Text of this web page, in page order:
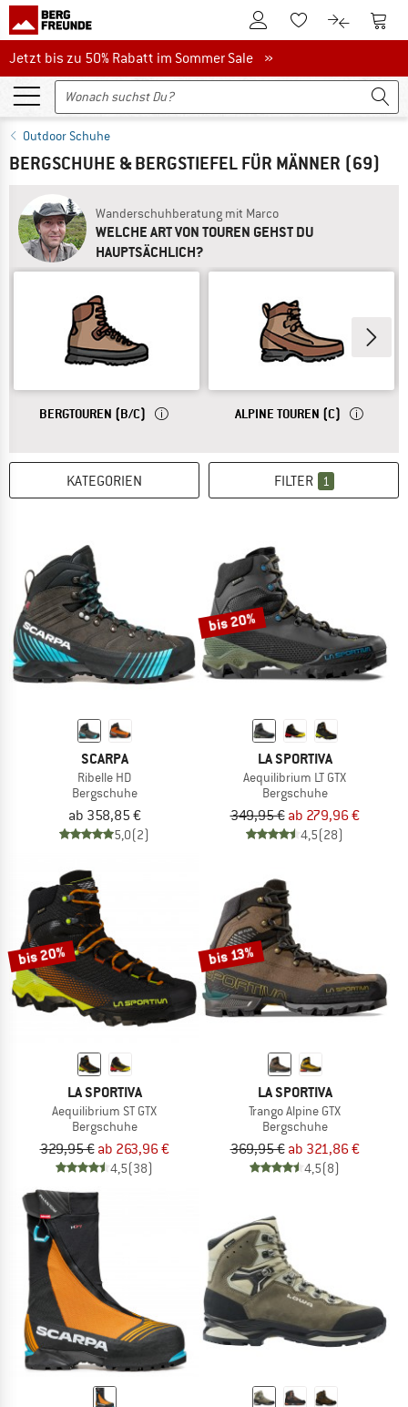
Zum KundenkontoZum Merkzettel.
Zum Zum
Jetzt bis zu 50% Rabatt im Sommer Sale
Jetzt bis zu 50% Rabatt im Sommer Sale »
Outdoor Schuhe
BERGSCHUHE & BERGSTIEFEL FÜR MÄNNER (69)
Wanderschuhberatung mit Marco
WELCHE ART VON TOUREN GEHST DU
HAUPTSÄCHLICH?
ANTWORT
BERGTOUREN (B/C) FÜR BERG- UND MEHRTAGESTOUREN, AUCH
ANTWORT
ALPINE TOUREN (C) FÜR DAS
KATEGORIEN FILTER 1
SCARPA
Ribelle HD
Bergschuhe
ab 358,85 €
5,0(2)
bis 20%
LA SPORTIVA
Aequilibrium LT GTX
Bergschuhe
349,95 € ab 279,96 €
4,5(28)
bis 20%
LA SPORTIVA
Aequilibrium ST GTX
Bergschuhe
329,95 € ab 263,96 €
4,5(38)
bis 13%
LA SPORTIVA
Trango Alpine GTX
Bergschuhe
369,95 € ab 321,86 €
4,5(8)